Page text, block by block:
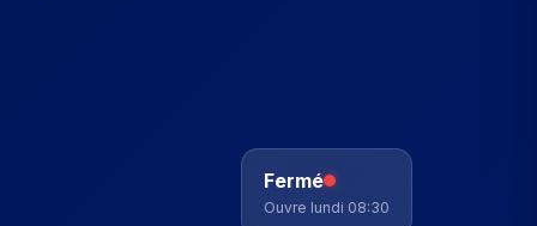
Fermé
Ouvre lundi 08:30